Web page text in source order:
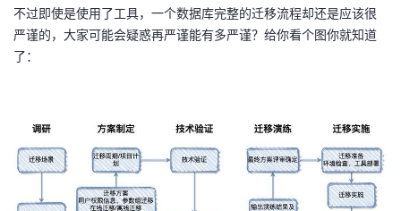
不过即使是使用了工具，一个数据库完整的迁移流程却还是应该很
严谨的，大家可能会疑惑再严谨能有多严谨？给你看个图你就知道
了：